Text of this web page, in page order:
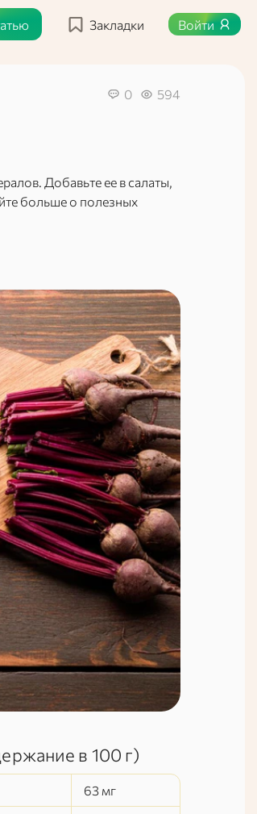
Закладки Войти
0 594
Добавьте ее в салаты,
больше о полезных
в 100 г)
63 мг